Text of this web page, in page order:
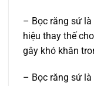
– Bọc răng sứ
hiệu thay thế
gây khó khăn
– Bọc răng sứ